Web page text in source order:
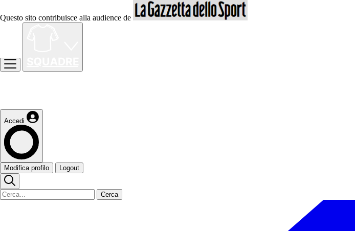
Questo sito contribuisce alla audience de
Accedi
Modifica profilo Logout
Cerca